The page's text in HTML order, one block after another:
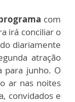
com
irá conciliar o
diariamente
atração
para junho. O
ar nas noites
convidados e